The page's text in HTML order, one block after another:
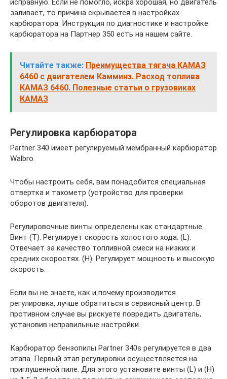
исправную. Если не помогло, искра хорошая, но двигатель
заливает, то причина скрывается в настройках
карбюратора. Инструкция по диагностике и настройке
карбюратора на Партнер 350 есть на нашем сайте.
Читайте также: Преимущества тягача КАМАЗ
6460 с двигателем Камминз. Расход топлива
КАМАЗ 6460. Полезные статьи о грузовиках
КАМАЗ
Регулировка карбюратора
Partner 340 имеет регулируемый мембранный карбюратор
Walbro.
Чтобы настроить себя, вам понадобится специальная
отвертка и тахометр (устройство для проверки
оборотов двигателя).
Регулировочные винты определены как стандартные.
Винт (T). Регулирует скорость холостого хода. (L).
Отвечает за качество топливной смеси на низких и
средних скоростях. (H). Регулирует мощность и высокую
скорость.
Если вы не знаете, как и почему производится
регулировка, лучше обратиться в сервисный центр. В
противном случае вы рискуете повредить двигатель,
установив неправильные настройки.
Карбюратор бензопилы Partner 340s регулируется в два
этапа. Первый этап регулировки осуществляется на
приглушенной пиле. Для этого установите винты (L) и (H)